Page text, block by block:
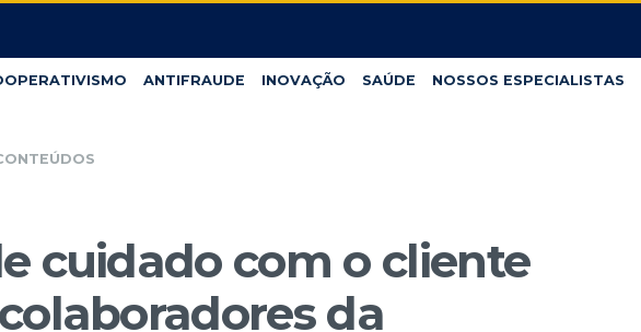
ANTIFRAUDE INOVAÇÃO SAÚDE NOSSOS ESPECIALISTAS
cuidado com o cliente
da